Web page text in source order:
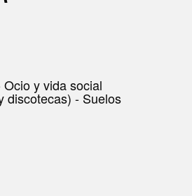
y vida social
discotecas) - Suelos